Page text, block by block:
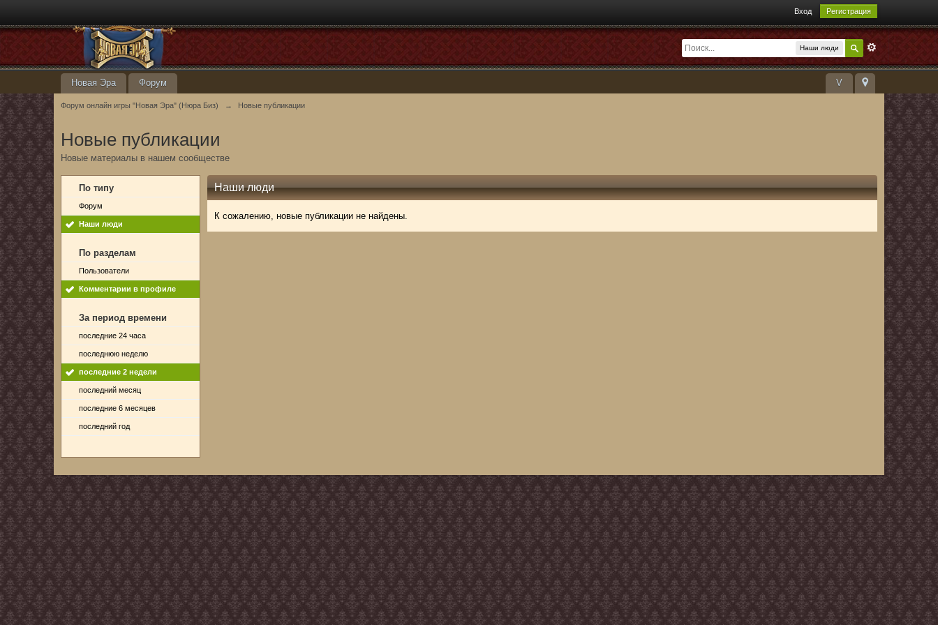
Вход Регистрация
Наши люди
V
Новая Эра Форум
Форум онлайн игры "Новая Эра" (Нюра Биз) → Новые публикации
Новые публикации
Новые материалы в нашем сообществе
По типу
Форум
Наши люди
По разделам
Пользователи
Комментарии в профиле
За период времени
последние 24 часа
последнюю неделю
последние 2 недели
последний месяц
последние 6 месяцев
последний год
Наши люди
К сожалению, новые публикации не найдены.